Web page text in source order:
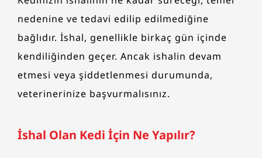
nedenine ve tedavi edilip edilmediğine
bağlıdır. İshal, genellikle birkaç gün içinde
kendiliğinden geçer. Ancak ishalin devam
etmesi veya şiddetlenmesi durumunda,
veterinerinize başvurmalısınız.
İshal Olan Kedi İçin Ne Yapılır?